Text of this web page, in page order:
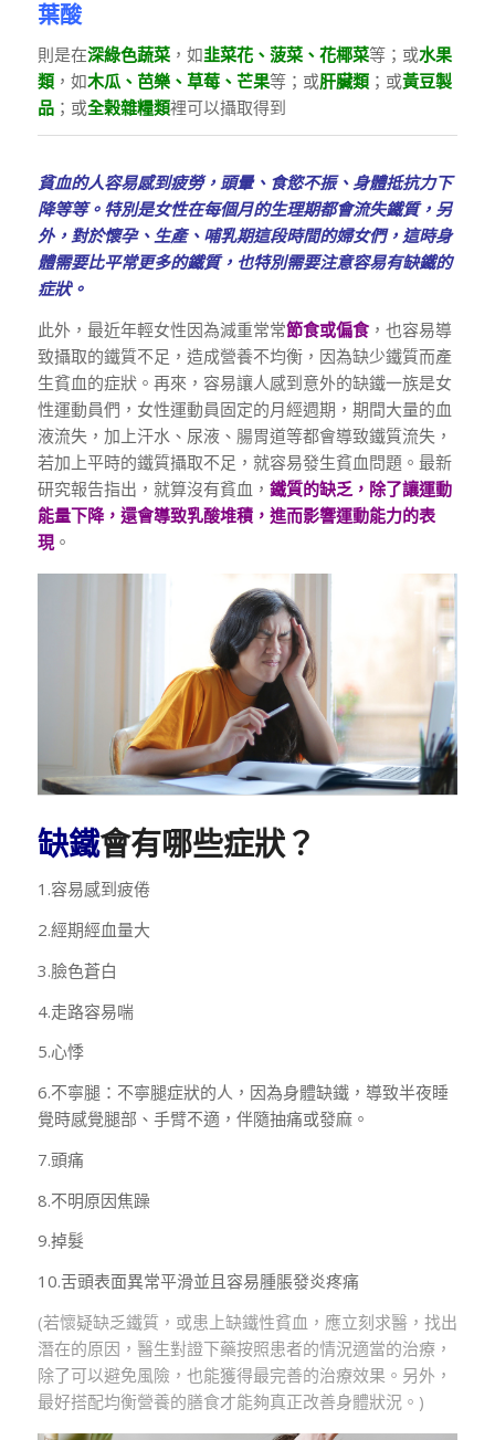
葉酸
則是在深綠色蔬菜，如韭菜花、菠菜、花椰菜等；或水果
類，如木瓜、芭樂、草莓、芒果等；或肝臟類；或黃豆製
品；或全榖雜糧類裡可以攝取得到
貧血的人容易感到疲勞，頭暈、食慾不振、身體抵抗力下
降等等。特別是女性在每個月的生理期都會流失鐵質，另
外，對於懷孕、生產、哺乳期這段時間的婦女們，這時身
體需要比平常更多的鐵質，也特別需要注意容易有缺鐵的
症狀。
此外，最近年輕女性因為減重常常節食或偏食，也容易導
致攝取的鐵質不足，造成營養不均衡，因為缺少鐵質而產
生貧血的症狀。再來，容易讓人感到意外的缺鐵一族是女
性運動員們，女性運動員固定的月經週期，期間大量的血
液流失，加上汗水、尿液、腸胃道等都會導致鐵質流失，
若加上平時的鐵質攝取不足，就容易發生貧血問題。最新
研究報告指出，就算沒有貧血， 鐵質的缺乏，除了讓運動
能量下降，還會導致乳酸堆積，進而影響運動能力的表
現。
缺鐵會有哪些症狀？
1.容易感到疲倦
2.經期經血量大
3.臉色蒼白
4.走路容易喘
5.心悸
6.不寧腿：不寧腿症狀的人，因為身體缺鐵，導致半夜睡
覺時感覺腿部、手臂不適，伴隨抽痛或發麻。
7.頭痛
8.不明原因焦躁
9.掉髮
10.舌頭表面異常平滑並且容易腫脹發炎疼痛
(若懷疑缺乏鐵質，或患上缺鐵性貧血，應立刻求醫，找出
潛在的原因，醫生對證下藥按照患者的情況適當的治療，
除了可以避免風險，也能獲得最完善的治療效果。另外，
最好搭配均衡營養的膳食才能夠真正改善身體狀況。)